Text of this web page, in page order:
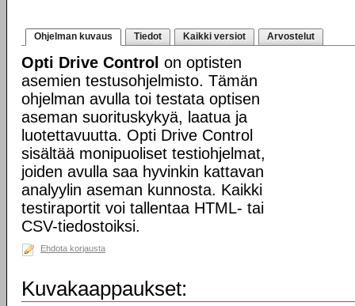
Ohjelman kuvaus Tiedot Kaikki versiot Arvostelut
Opti Drive Control on optisten
asemien testusohjelmisto. Tämän
ohjelman avulla toi testata optisen
aseman suorituskykyä, laatua ja
luotettavuutta. Opti Drive Control
sisältää monipuoliset testiohjelmat,
joiden avulla saa hyvinkin kattavan
analyylin aseman kunnosta. Kaikki
testiraportit voi tallentaa HTML- tai
CSV-tiedostoiksi.
Ehdota korjausta
Kuvakaappaukset: